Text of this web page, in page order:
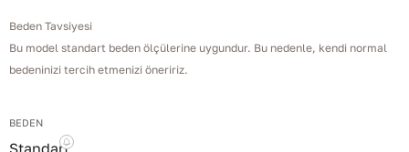
Beden Tavsiyesi
Bu model standart beden ölçülerine uygundur. Bu nedenle, kendi normal
bedeninizi tercih etmenizi öneririz.
BEDEN